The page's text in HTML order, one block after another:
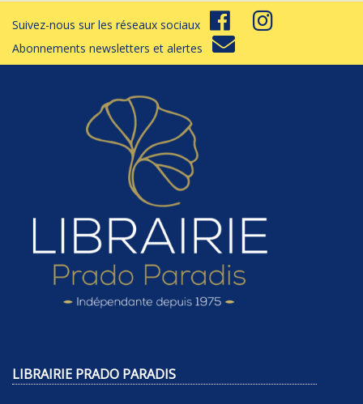
Suivez-nous sur les réseaux sociaux
Abonnements newsletters et alertes
LIBRAIRIE PRADO PARADIS